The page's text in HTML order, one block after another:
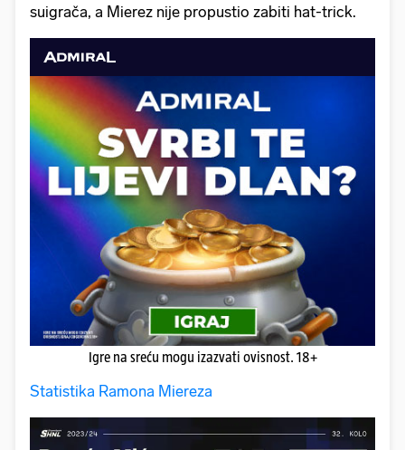
suigrača, a Mierez nije propustio zabiti hat-trick.
Igre na sreću mogu izazvati ovisnost. 18+
Statistika Ramona Miereza